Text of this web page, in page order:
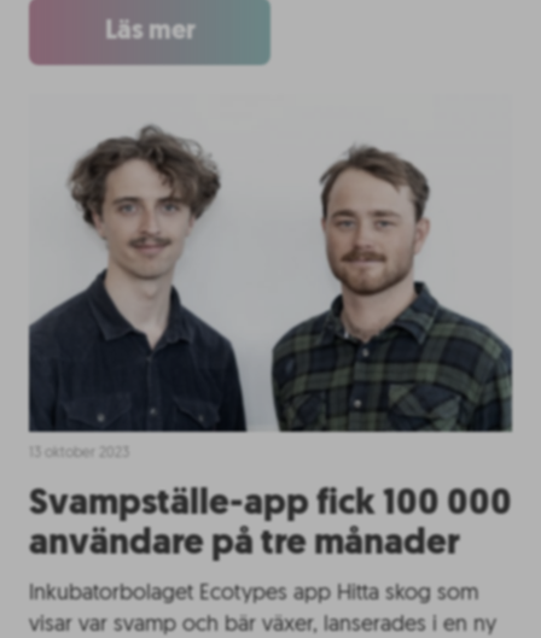
Läs mer
13 oktober 2023
Svampställe-app fick 100 000
användare på tre månader
Inkubatorbolaget Ecotypes app Hitta skog som
visar var svamp och bär växer, lanserades i en ny